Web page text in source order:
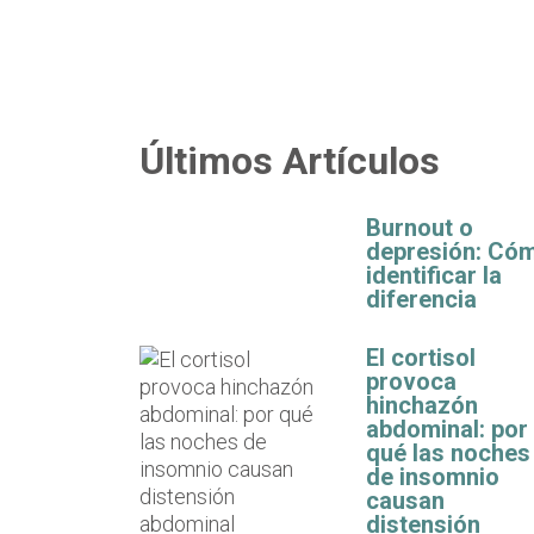
Últimos Artículos
Burnout o
depresión:
identificar la
diferencia
El cortisol
provoca
hinchazón
abdominal: por
qué las noches
de insomnio
causan
distensión